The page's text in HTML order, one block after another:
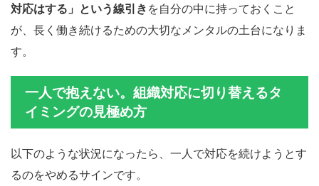
対応はする」という線引き を自分の中に持っておくこと
が、長く働き続けるための大切なメンタルの土台になりま
す。
一人で抱えない。組織対応に切り替えるタ
イミングの見極め方
以下のような状況になったら、一人で対応を続けようとす
るのをやめるサインです。